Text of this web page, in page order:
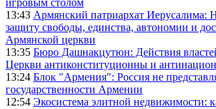
игровым столом
13:43 Армянский патриархат Иерусалима:
защиту свободы, единства, автономии и
Армянской церкви
13:35 Бюро Дашнакцутюн: Действия
Церкви антиконституционны и
13:24 Блок "Армения": Россия не
государственности Армении
12:54 Экосистема элитной недвижимости: